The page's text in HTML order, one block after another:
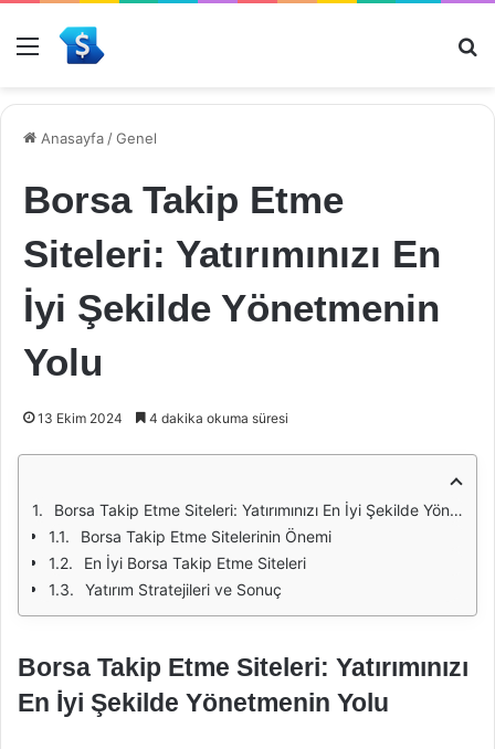
Menü
Anasayfa /Genel
Borsa Takip Etme
Siteleri: Yatırımınızı En
İyi Şekilde Yönetmenin
Yolu
13 Ekim 2024 4 dakika okuma süresi
Borsa Takip Etme Siteleri: Yatırımınızı En İyi Şekilde Yönetmenin Yolu
Borsa Takip Etme Sitelerinin Önemi
En İyi Borsa Takip Etme Siteleri
Yatırım Stratejileri ve Sonuç
Borsa Takip Etme Siteleri: Yatırımınızı
En İyi Şekilde Yönetmenin Yolu